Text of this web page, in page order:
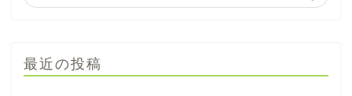
最近の投稿